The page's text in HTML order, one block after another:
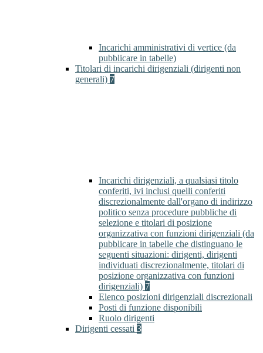
Incarichi amministrativi di vertice (da
pubblicare in tabelle)
Titolari di incarichi dirigenziali (dirigenti non
generali) 7
Incarichi dirigenziali, a qualsiasi titolo
conferiti, ivi inclusi quelli conferiti
discrezionalmente dall'organo di indirizzo
politico senza procedure pubbliche di
selezione e titolari di posizione
organizzativa con funzioni dirigenziali (da
pubblicare in tabelle che distinguano le
seguenti situazioni: dirigenti, dirigenti
individuati discrezionalmente, titolari di
posizione organizzativa con funzioni
dirigenziali) 7
Elenco posizioni dirigenziali discrezionali
Posti di funzione disponibili
Ruolo dirigenti
Dirigenti cessati 3